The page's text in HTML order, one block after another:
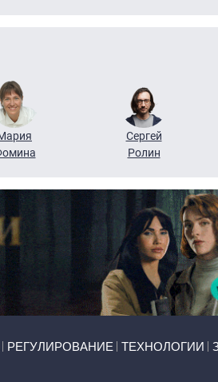
Сергей
Ролин
РЕГУЛИРОВАНИЕ ТЕХНОЛОГИИ